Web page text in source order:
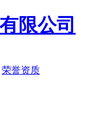
荣誉资质